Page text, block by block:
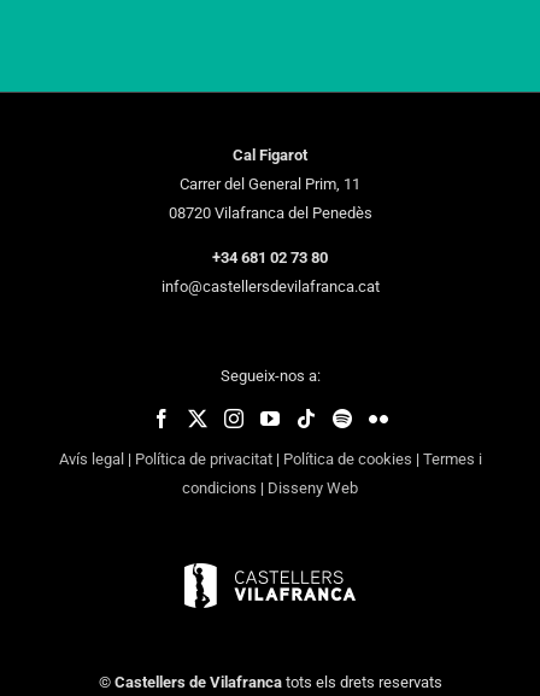
Cal Figarot
Carrer del General Prim, 11
08720 Vilafranca del Penedès
+34 681 02 73 80
info@castellersdevilafranca.cat
Segueix-nos a:
Avís legal | Política de privacitat| Política de cookies | Termes i
condicions | Disseny Web
© Castellers de Vilafrancatots els drets reservats